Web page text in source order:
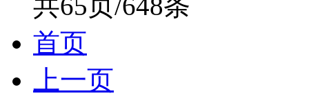
首页
上一页